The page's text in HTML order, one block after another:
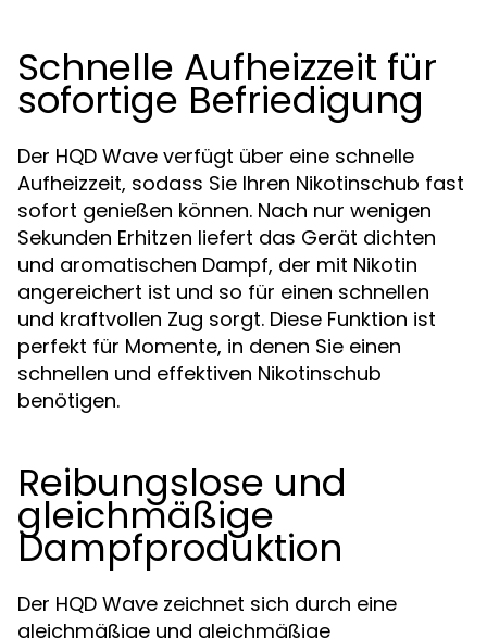
Schnelle Aufheizzeit für
sofortige Befriedigung
Der HQD Wave verfügt über eine schnelle
Aufheizzeit, sodass Sie Ihren Nikotinschub fast
sofort genießen können. Nach nur wenigen
Sekunden Erhitzen liefert das Gerät dichten
und aromatischen Dampf, der mit Nikotin
angereichert ist und so für einen schnellen
und kraftvollen Zug sorgt. Diese Funktion ist
perfekt für Momente, in denen Sie einen
schnellen und effektiven Nikotinschub
benötigen.
Reibungslose und
gleichmäßige
Dampfproduktion
Der HQD Wave zeichnet sich durch eine
gleichmäßige und gleichmäßige